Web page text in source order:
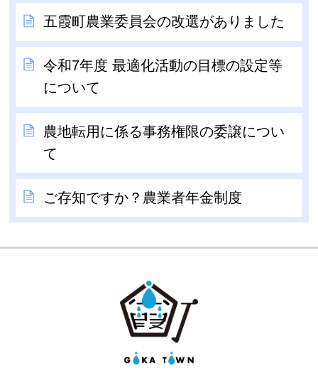
五霞町農業委員会の改選がありました
令和7年度 最適化活動の目標の設定等
について
農地転用に係る事務権限の委譲につい
て
ご存知ですか？農業者年金制度